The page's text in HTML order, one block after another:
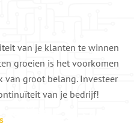
van je klanten te winnen
groeien is het voorkomen
van groot belang. Investeer
van je bedrijf!